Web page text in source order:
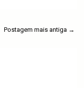
Postagem mais antiga →